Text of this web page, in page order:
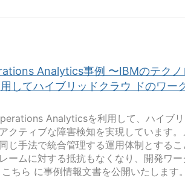
Analytics事例 〜IBMのテクノ
してハイブリッドクラウ ドのワー
Analyticsを利用して、ハイブ
クティブな障害検知を実現しています。
じ手法で統合管理する運用体制とするこ
ームに対する抵抗もなくなり、開発ワー
ちら に事例情報文書を公開いたします